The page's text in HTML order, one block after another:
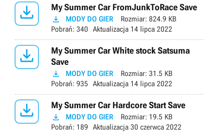
 My Summer Car FromJunkToRace Save
 MODY DO GIER Rozmiar: 824.9 KB
Pobrań: 340 Aktualizacja 14 lipca 2022

My Summer Car White stock Satsuma
Save
 MODY DO GIER Rozmiar: 31.5 KB
Pobrań: 935 Aktualizacja 14 lipca 2022
 My Summer Car Hardcore Start Save
 MODY DO GIER Rozmiar: 19.5 KB
Pobrań: 189 Aktualizacja 30 czerwca 2022